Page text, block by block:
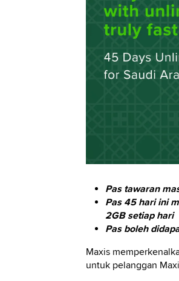
Pas tawaran
Pas 45 hari ini
2GB setiap hari
Pas boleh
Maxis
untuk pelanggan